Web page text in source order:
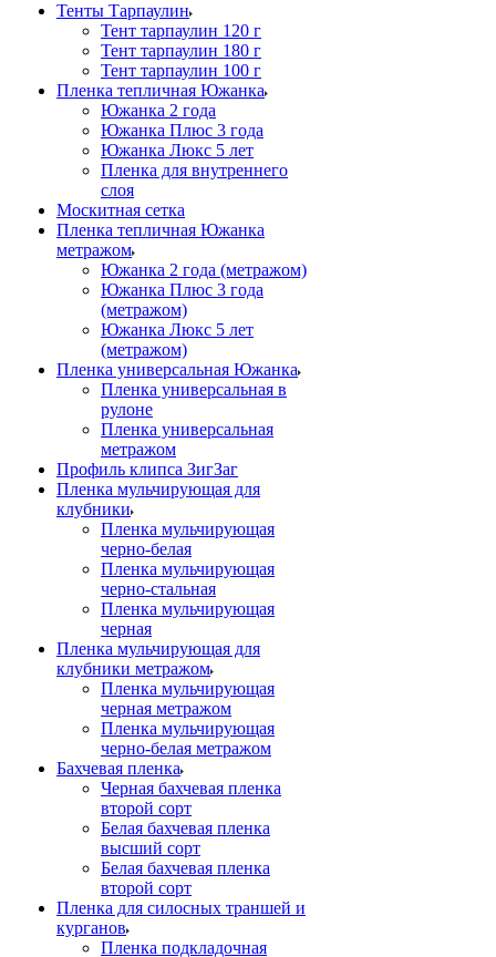
Тенты Тарпаулин
Тент тарпаулин 120 г
Тент тарпаулин 180 г
Тент тарпаулин 100 г
Пленка тепличная Южанка
Южанка 2 года
Южанка Плюс 3 года
Южанка Люкс 5 лет
Пленка для внутреннего
слоя
Москитная сетка
Пленка тепличная Южанка
метражом
Южанка 2 года (метражом)
Южанка Плюс 3 года
(метражом)
Южанка Люкс 5 лет
(метражом)
Пленка универсальная Южанка
Пленка универсальная в
рулоне
Пленка универсальная
метражом
Профиль клипса ЗигЗаг
Пленка мульчирующая для
клубники
Пленка мульчирующая
черно-белая
Пленка мульчирующая
черно-стальная
Пленка мульчирующая
черная
Пленка мульчирующая для
клубники метражом
Пленка мульчирующая
черная метражом
Пленка мульчирующая
черно-белая метражом
Бахчевая пленка
Черная бахчевая пленка
второй сорт
Белая бахчевая пленка
высший сорт
Белая бахчевая пленка
второй сорт
Пленка для силосных траншей и
курганов
Пленка подкладочная